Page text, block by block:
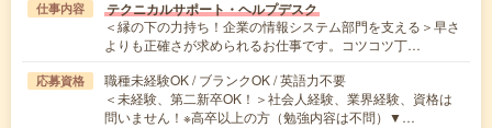
仕事内容 テクニカルサポート・ヘルプデスク
＜縁の下の力持ち！企業の情報システム部門を支える＞早さ
よりも正確さが求められるお仕事です。コツコツ丁…
応募資格
職種未経験OK / ブランクOK / 英語力不要
＜未経験、第二新卒OK！＞社会人経験、業界経験、資格は
問いません！※高卒以上の方（勉強内容は不問）▼…